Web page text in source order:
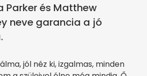
Parker és Matthew
neve garancia a jó
jól néz ki, izgalmas, minden